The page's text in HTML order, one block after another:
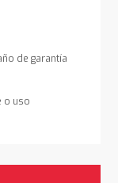
de garantía
o uso